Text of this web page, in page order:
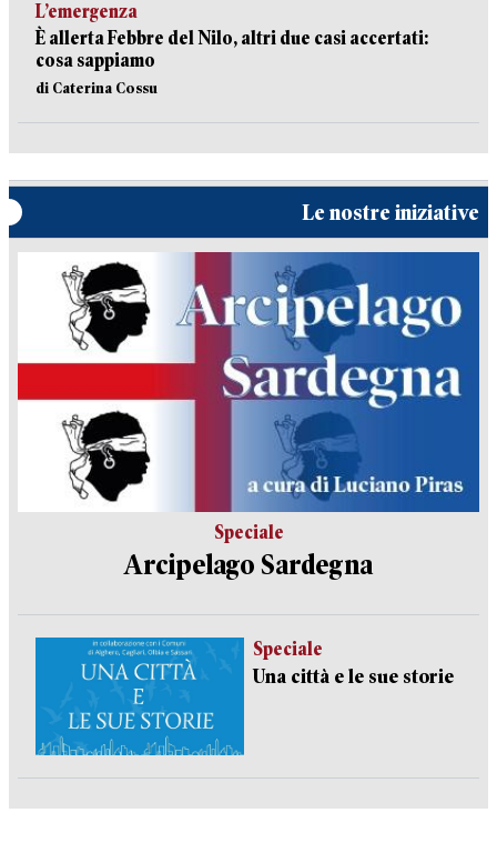
L’emergenza
È allerta Febbre del Nilo, altri due casi accertati:
cosa sappiamo
di Caterina Cossu
Le nostre iniziative
Speciale
Arcipelago Sardegna
Speciale
Una città e le sue storie